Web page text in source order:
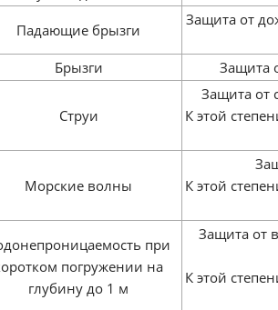
Падающие брызги
Защита от
Брызги Защита
Струи
Защита от
К этой
Морские волны
К этой
при
погружении на
глубину до 1 м
Защита от
К этой